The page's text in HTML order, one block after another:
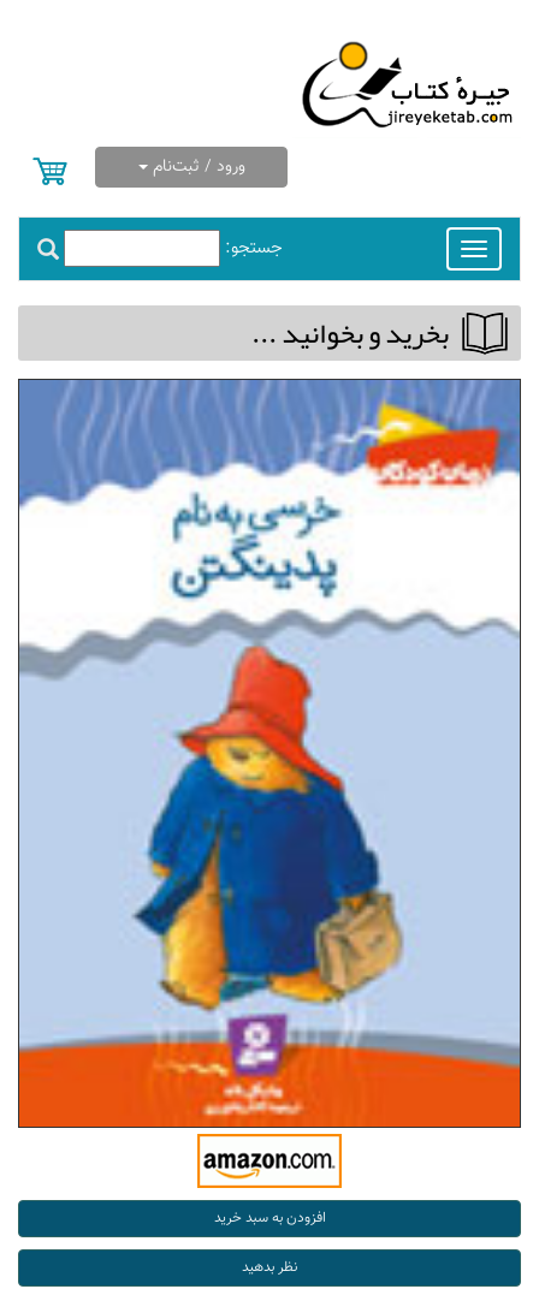
ورود / ثبت‌نام
جستجو:
Toggle
navigation
بخريد و بخوانيد ...